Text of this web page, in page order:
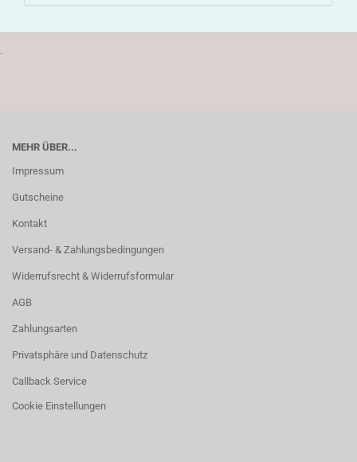
.
MEHR ÜBER...
Impressum
Gutscheine
Kontakt
Versand- & Zahlungsbedingungen
Widerrufsrecht & Widerrufsformular
AGB
Zahlungsarten
Privatsphäre und Datenschutz
Callback Service
Cookie Einstellungen